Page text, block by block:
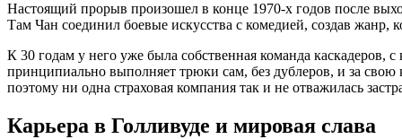
Настоящий прорыв произошел в конце 1970-х годов после
Там Чан соединил боевые искусства с комедией, создав жанр,
К 30 годам у него уже была собственная команда каскадеров,
принципиально выполняет трюки сам, без дублеров, и за
поэтому ни одна страховая компания так и не отважилась
Карьера в Голливуде и мировая слава